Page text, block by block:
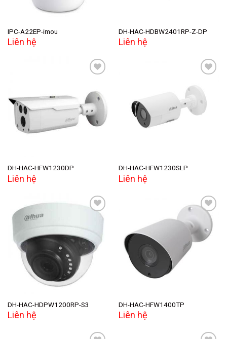
IPC-A22EP-imou
Liên hệ
DH-HAC-HDBW2401RP-Z-DP
Liên hệ
Add to
wishlist
DH-HAC-HFW1230DP
Liên hệ
Add to
wishlist
DH-HAC-HFW1230SLP
Liên hệ
Add to
wishlist
DH-HAC-HDPW1200RP-S3
Liên hệ
Add to
wishlist
DH-HAC-HFW1400TP
Liên hệ